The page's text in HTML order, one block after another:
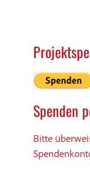
Spenden
Bitte